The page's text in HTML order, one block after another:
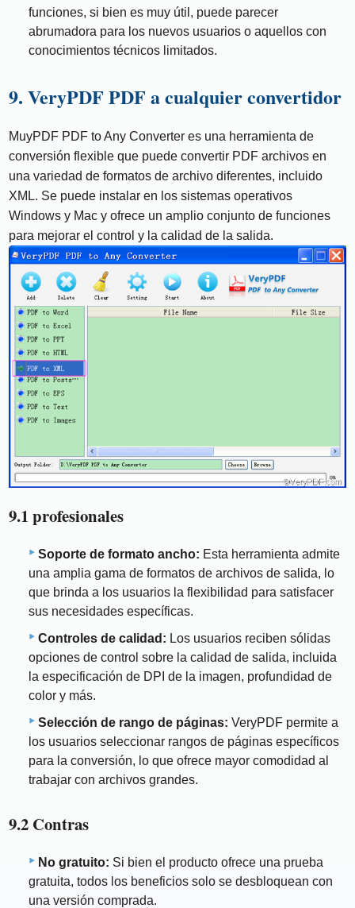
funciones, si bien es muy útil, puede parecer
abrumadora para los nuevos usuarios o aquellos con
conocimientos técnicos limitados.
9. VeryPDF PDF a cualquier convertidor
MuyPDF PDF to Any Converter es una herramienta de
conversión flexible que puede convertir PDF archivos en
una variedad de formatos de archivo diferentes, incluido
XML. Se puede instalar en los sistemas operativos
Windows y Mac y ofrece un amplio conjunto de funciones
para mejorar el control y la calidad de la salida.
9.1 profesionales
Soporte de formato ancho: Esta herramienta admite
una amplia gama de formatos de archivos de salida, lo
que brinda a los usuarios la flexibilidad para satisfacer
sus necesidades específicas.
Controles de calidad: Los usuarios reciben sólidas
opciones de control sobre la calidad de salida, incluida
la especificación de DPI de la imagen, profundidad de
color y más.
Selección de rango de páginas: VeryPDF permite a
los usuarios seleccionar rangos de páginas específicos
para la conversión, lo que ofrece mayor comodidad al
trabajar con archivos grandes.
9.2 Contras
No gratuito: Si bien el producto ofrece una prueba
gratuita, todos los beneficios solo se desbloquean con
una versión comprada.